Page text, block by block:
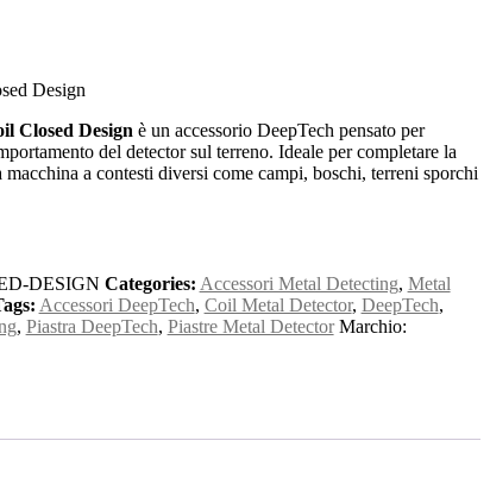
Design
Closed Design è un accessorio DeepTech pensato per
del detector sul terreno. Ideale per completare la
a contesti diversi come campi, boschi, terreni sporchi
DESIGN Categories: Accessori Metal Detecting, Metal
Accessori DeepTech, Coil Metal Detector, DeepTech,
, Piastra DeepTech, Piastre Metal Detector Marchio: